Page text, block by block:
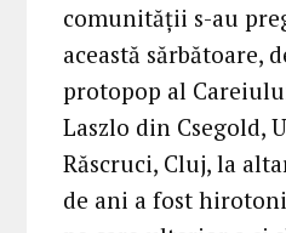
comunității s-au
această sărbătoare,
protopop al
Laszlo din Csegold,
Răscruci, Cluj, la
de ani a fost